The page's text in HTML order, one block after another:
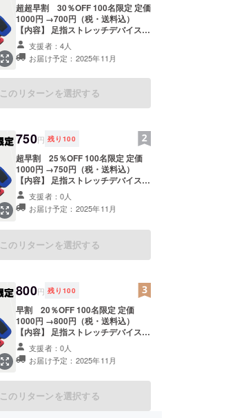
超超早割 30％OFF 100名限定 定価
1000円 →700円（税・送料込）
【内容】 足指ストレッチデバイス×
２ （配送時期) 商品到着は2025年11
月を想定しております。 ※製造状況
により出荷時期が遅れる場合がござ
せん。活動報告をご覧ください本 商
品のメーカー情報 製造国 -中国
ついて 商品サイズ 10.5cm ×
ンジ + プレーン布
支援者：4人
お届け予定：2025年11月
このリターンを選択する
750円 残り 100
超早割 25％OFF 100名限定 定価
1000円 →750円（税・送料込）
【内容】 足指ストレッチデバイス×
２ （配送時期) 商品到着は2025年11
月を想定しております。 ※製造状況
により出荷時期が遅れる場合がござ
せん。活動報告をご覧ください本 商
品のメーカー情報 製造国 -中国
ついて 商品サイズ 10.5cm ×
3.5cm 20g 素材 弾性バンド + スポ
ンジ + プレーン布
支援者：0人
お届け予定：2025年11月
このリターンを選択する
800円 残り 100
早割 20％OFF 100名限定 定価
1000円 →800円（税・送料込）
【内容】 足指ストレッチデバイス×
２ （配送時期) 商品到着は2025年11
月を想定しております。 ※製造状況
により出荷時期が遅れる場合がござ
せん。活動報告をご覧ください本 商
支援者：0人
お届け予定：2025年11月
このリターンを選択する